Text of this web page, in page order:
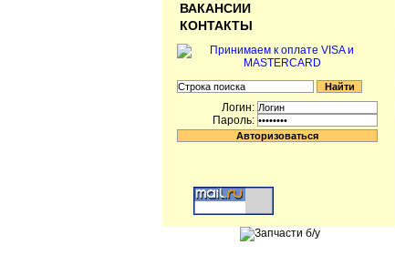
ВАКАНСИИ
КОНТАКТЫ
Логин:
Пароль: